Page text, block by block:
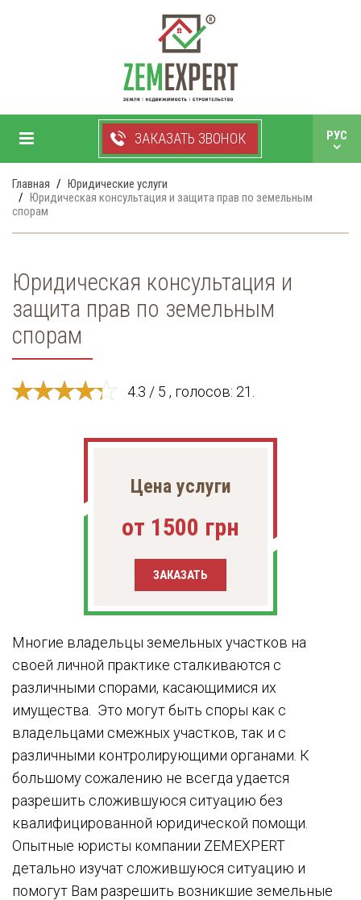
ЗАКАЗАТЬ ЗВОНОК РУС
+38 050 750 99 33
УКР
Главная
Юридические услуги
Юридическая консультация и защита прав по земельным
спорам
Юридическая консультация и
защита прав по земельным
спорам
4.3 / 5 , голосов: 21.
Цена услуги
от 1500 грн
ЗАКАЗАТЬ
Многие владельцы земельных участков на
своей личной практике сталкиваются с
различными спорами, касающимися их
имущества. Это могут быть споры как с
владельцами смежных участков, так и с
различными контролирующими органами. К
большому сожалению не всегда удается
разрешить сложившуюся ситуацию без
квалифицированной юридической помощи.
Опытные юристы компании ZEMEXPERT
детально изучат сложившуюся ситуацию и
помогут Вам разрешить возникшие земельные